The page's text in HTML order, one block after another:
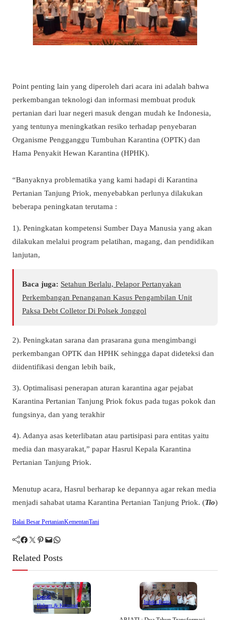
Point penting lain yang diperoleh dari acara ini adalah bahwa
perkembangan teknologi dan informasi membuat produk
pertanian dari luar negeri masuk dengan mudah ke Indonesia,
yang tentunya meningkatkan resiko terhadap penyebaran
Organisme Pengganggu Tumbuhan Karantina (OPTK) dan
Hama Penyakit Hewan Karantina (HPHK).
“Banyaknya problematika yang kami hadapi di Karantina
Pertanian Tanjung Priok, menyebabkan perlunya dilakukan
beberapa peningkatan terutama :
1). Peningkatan kompetensi Sumber Daya Manusia yang akan
dilakukan melalui program pelatihan, magang, dan pendidikan
lanjutan,
Baca juga: Setahun Berlalu, Pelapor Pertanyakan
Perkembangan Penanganan Kasus Pengambilan Unit
Paksa Debt Colletor Di Polsek Jonggol
2). Peningkatan sarana dan prasarana guna mengimbangi
perkembangan OPTK dan HPHK sehingga dapat dideteksi dan
diidentifikasi dengan lebih baik,
3). Optimalisasi penerapan aturan karantina agar pejabat
Karantina Pertanian Tanjung Priok fokus pada tugas pokok dan
fungsinya, dan yang terakhir
4). Adanya asas keterlibatan atau partisipasi para entitas yaitu
media dan masyarakat,” papar Hasrul Kepala Karantina
Pertanian Tanjung Priok.
Menutup acara, Hasrul berharap ke depannya agar rekan media
menjadi sahabat utama Karantina Pertanian Tanjung Priok. (Tio)
Balai Besar PertanianKementanTani
Facebook Twitter Pinterest Mail WhatsApp
Related Posts
Daerah
Hukum & Kriminal
Indeks Berita